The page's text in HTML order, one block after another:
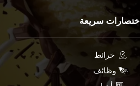
اختصارات سريعة
خرائط
وظائف